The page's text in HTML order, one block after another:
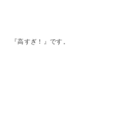
『高すぎ！』です。